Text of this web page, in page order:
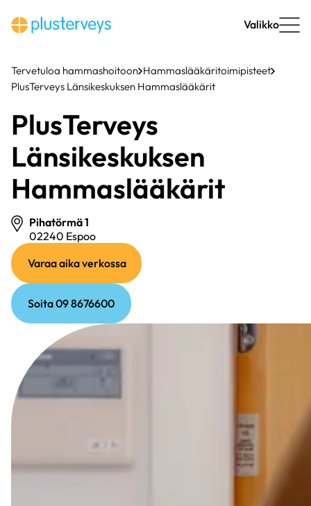
sisältöön
Valikko
Tervetuloa hammashoitoon Hammaslääkäritoimipisteet
PlusTerveys Länsikeskuksen Hammaslääkärit
PlusTerveys
Länsikeskuksen
Hammaslääkärit
Pihatörmä 1
02240 Espoo
linkki)
Varaa aika verkossa(ulkoinen
linkki)
Soita 09 8676600